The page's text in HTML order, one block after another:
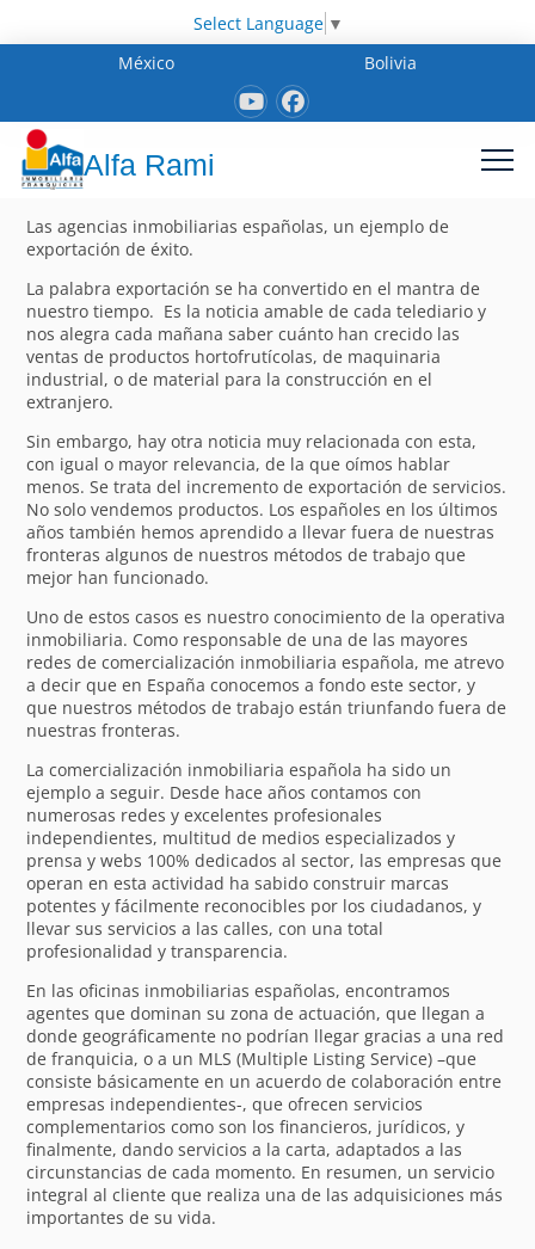
Select Language ▼
México
Bolivia
Alfa Rami
Las agencias inmobiliarias españolas, un ejemplo de
exportación de éxito.
La palabra exportación se ha convertido en el mantra de
nuestro tiempo. Es la noticia amable de cada telediario y
nos alegra cada mañana saber cuánto han crecido las
ventas de productos hortofrutícolas, de maquinaria
industrial, o de material para la construcción en el
extranjero.
Sin embargo, hay otra noticia muy relacionada con esta,
con igual o mayor relevancia, de la que oímos hablar
menos. Se trata del incremento de exportación de servicios.
No solo vendemos productos. Los españoles en los últimos
años también hemos aprendido a llevar fuera de nuestras
fronteras algunos de nuestros métodos de trabajo que
mejor han funcionado.
Uno de estos casos es nuestro conocimiento de la operativa
inmobiliaria. Como responsable de una de las mayores
redes de comercialización inmobiliaria española, me atrevo
a decir que en España conocemos a fondo este sector, y
que nuestros métodos de trabajo están triunfando fuera de
nuestras fronteras.
La comercialización inmobiliaria española ha sido un
ejemplo a seguir. Desde hace años contamos con
numerosas redes y excelentes profesionales
independientes, multitud de medios especializados y
prensa y webs 100% dedicados al sector, las empresas que
operan en esta actividad ha sabido construir marcas
potentes y fácilmente reconocibles por los ciudadanos, y
llevar sus servicios a las calles, con una total
profesionalidad y transparencia.
En las oficinas inmobiliarias españolas, encontramos
agentes que dominan su zona de actuación, que llegan a
donde geográficamente no podrían llegar gracias a una red
de franquicia, o a un MLS (Multiple Listing Service) –que
consiste básicamente en un acuerdo de colaboración entre
empresas independientes-, que ofrecen servicios
complementarios como son los financieros, jurídicos, y
finalmente, dando servicios a la carta, adaptados a las
circunstancias de cada momento. En resumen, un servicio
integral al cliente que realiza una de las adquisiciones más
importantes de su vida.